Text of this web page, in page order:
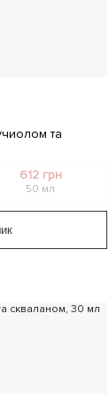
та
612 грн
50 мл